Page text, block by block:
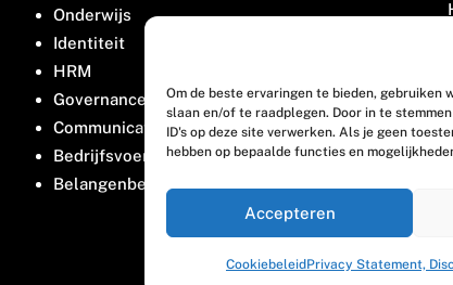
Om de beste ervaringen te bieden,
slaan en/of te raadplegen. Door in te
ID's op deze site verwerken. Als je geen
hebben op bepaalde functies en
Accepteren
CookiebeleidPrivacy Statement,
Onderwijs
Identiteit
HRM
Governance
Communicatie
Bedrijfsvoering
Belangenbehartiging